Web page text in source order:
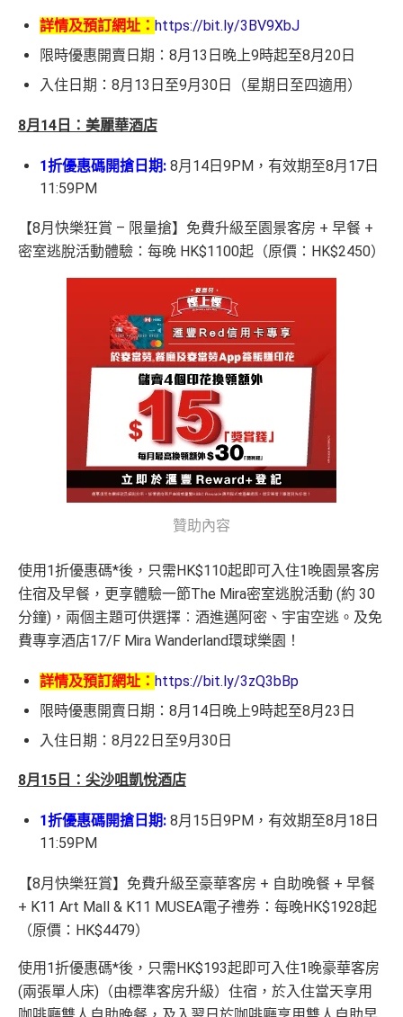
詳情及預訂網址： https://bit.ly/3BV9XbJ
限時優惠開賣日期：8月13日晚上9時起至8月20日
入住日期：8月13日至9月30日（星期日至四適用）
8月14日：美麗華酒店
1折優惠碼開搶日期: 8月14日9PM，有效期至8月17日
11:59PM
【8月快樂狂賞 – 限量搶】免費升級至園景客房 + 早餐 +
密室逃脫活動體驗：每晚 HK$1100起（原價：HK$2450）
贊助內容
使用1折優惠碼*後，只需HK$110起即可入住1晚園景客房
住宿及早餐，更享體驗一節The Mira密室逃脫活動 (約 30
分鐘)，兩個主題可供選擇︰酒進邁阿密、宇宙空逃。及免
費專享酒店17/F Mira Wanderland環球樂園！
詳情及預訂網址： https://bit.ly/3zQ3bBp
限時優惠開賣日期：8月14日晚上9時起至8月23日
入住日期：8月22日至9月30日
8月15日：尖沙咀凱悅酒店
1折優惠碼開搶日期: 8月15日9PM，有效期至8月18日
11:59PM
【8月快樂狂賞】免費升級至豪華客房 + 自助晚餐 + 早餐
+ K11 Art Mall & K11 MUSEA電子禮券：每晚HK$1928起
（原價：HK$4479）
使用1折優惠碼*後，只需HK$193起即可入住1晚豪華客房
(兩張單人床)（由標準客房升級）住宿，於入住當天享用